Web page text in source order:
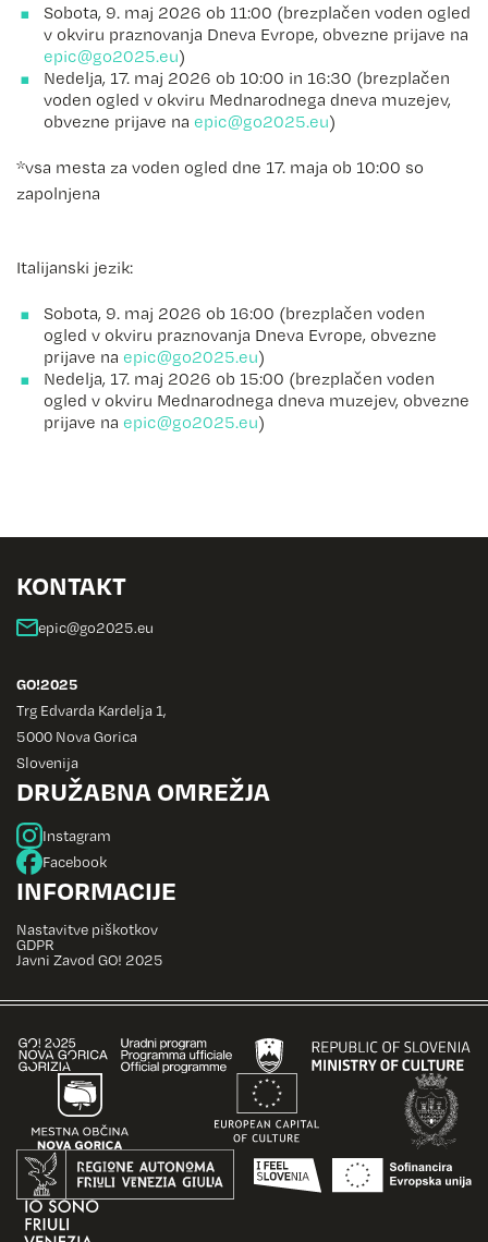
Sobota, 9. maj 2026 ob 11:00 (brezplačen voden ogled
v okviru praznovanja Dneva Evrope, obvezne prijave na
)
Nedelja, 17. maj 2026 ob 10:00 in 16:30 (brezplačen
voden ogled v okviru Mednarodnega dneva muzejev,
obvezne prijave na
)
*vsa mesta za voden ogled dne 17. maja ob 10:00 so
zapolnjena
Italijanski jezik:
Sobota, 9. maj 2026 ob 16:00 (brezplačen voden
ogled v okviru praznovanja Dneva Evrope, obvezne
prijave na
)
Nedelja, 17. maj 2026 ob 15:00 (brezplačen voden
ogled v okviru Mednarodnega dneva muzejev, obvezne
prijave na
)
KONTAKT
GO!2025
Trg Edvarda Kardelja 1,
5000 Nova Gorica
Slovenija
DRUŽABNA OMREŽJA
Instagram
Facebook
INFORMACIJE
Nastavitve piškotkov
GDPR
Javni Zavod GO! 2025